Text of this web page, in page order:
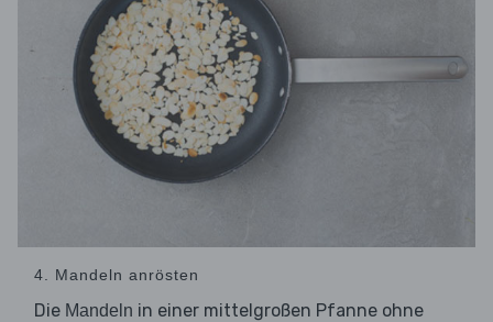
4. Mandeln anrösten
Die Mandeln in einer mittelgroßen Pfanne ohne